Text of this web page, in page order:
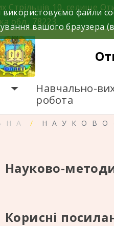
Стрільців 10, селище
обл., 78223
Навчально-
робота
Науково-
Корисні
файли
вашого браузера